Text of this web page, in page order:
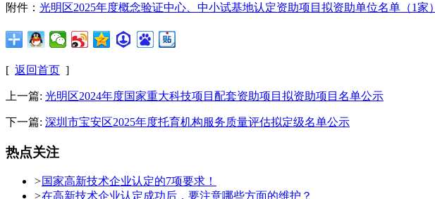
附件： 光明区2025年度概念验证中心、中小试基地认定资助项目拟资助单位名单（1家）
[ 返回首页 ]
上一篇: 光明区2024年度国家重大科技项目配套资助项目拟资助项目名单公示
下一篇: 深圳市宝安区2025年度托育机构服务质量评估拟定级名单公示
热点关注
>国家高新技术企业认定的7项要求！
>在高新技术企业认定成功后，要注意哪些方面的维护？